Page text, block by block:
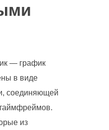
— график
в виде
соединяющей
из